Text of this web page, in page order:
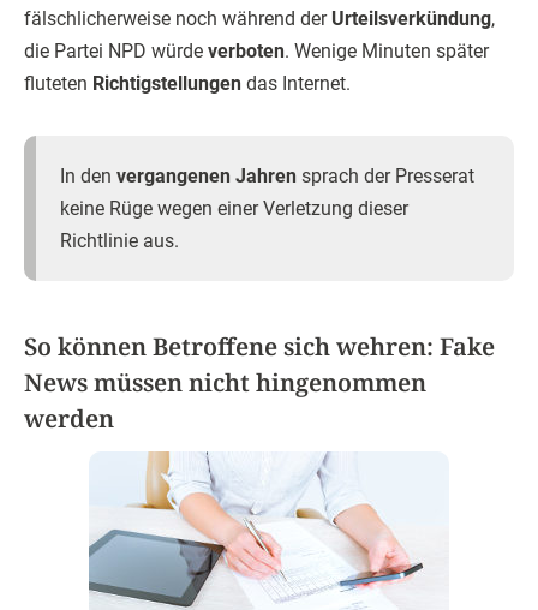
fälschlicherweise noch während der Urteilsverkündung,
die Partei NPD würde verboten. Wenige Minuten später
fluteten Richtigstellungen das Internet.
In den vergangenen Jahren sprach der Presserat
keine Rüge wegen einer Verletzung dieser
Richtlinie aus.
So können Betroffene sich wehren: Fake
News müssen nicht hingenommen
werden